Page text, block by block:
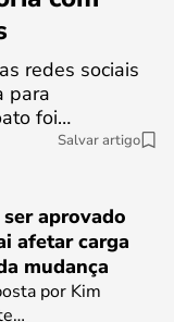
redes sociais
para
foi…
Salvar artigo
aprovado
afetar carga
mudança
por Kim